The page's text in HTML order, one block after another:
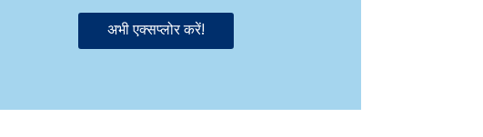
अभी एक्सप्लोर करें!